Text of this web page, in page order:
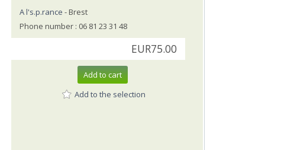
A l's.p.rance - Brest
Phone number : 06 81 23 31 48
EUR75.00
Add to cart
Add to the selection